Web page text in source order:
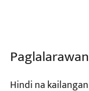
Hindi na